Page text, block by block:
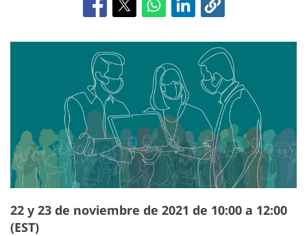
22 y 23 de noviembre de 2021 de 10:00 a 12:00
(EST)